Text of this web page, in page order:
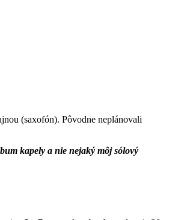
(saxofón). Pôvodne neplánovali
kapely a nie nejaký môj sólový